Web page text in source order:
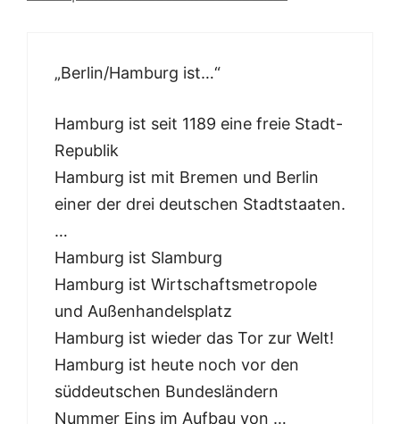
„Berlin/Hamburg ist…“
Hamburg ist seit 1189 eine freie Stadt-
Republik
Hamburg ist mit Bremen und Berlin
einer der drei deutschen Stadtstaaten.
…
Hamburg ist Slamburg
Hamburg ist Wirtschaftsmetropole
und Außenhandelsplatz
Hamburg ist wieder das Tor zur Welt!
Hamburg ist heute noch vor den
süddeutschen Bundesländern
Nummer Eins im Aufbau von …